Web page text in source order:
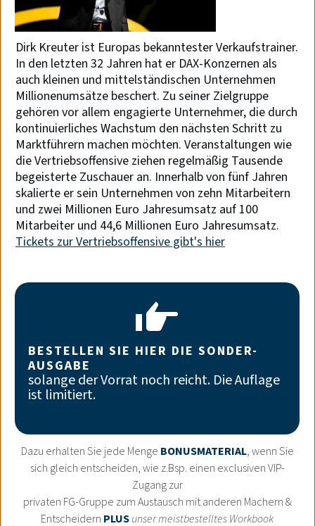
Dirk Kreuter ist Europas bekanntester Verkaufstrainer.
In den letzten 32 Jahren hat er DAX-Konzernen als
auch kleinen und mittelständischen Unternehmen
Millionenumsätze beschert. Zu seiner Zielgruppe
gehören vor allem engagierte Unternehmer, die durch
kontinuierliches Wachstum den nächsten Schritt zu
Marktführern machen möchten. Veranstaltungen wie
die Vertriebsoffensive ziehen regelmäßig Tausende
begeisterte Zuschauer an. Innerhalb von fünf Jahren
skalierte er sein Unternehmen von zehn Mitarbeitern
und zwei Millionen Euro Jahresumsatz auf 100
Mitarbeiter und 44,6 Millionen Euro Jahresumsatz.
Tickets zur Vertriebsoffensive gibt's hier
BESTELLEN SIE HIER DIE SONDER-
AUSGABE
solange der Vorrat noch reicht. Die Auflage
ist limitiert.
Dazu erhalten Sie jede Menge BONUSMATERIAL, wenn Sie
sich gleich entscheiden, wie z.Bsp. einen exclusiven VIP-
Zugang zur
privaten FG-Gruppe zum Austausch mit anderen Machern &
Entscheidern PLUS unser meistbestelltes Workbook